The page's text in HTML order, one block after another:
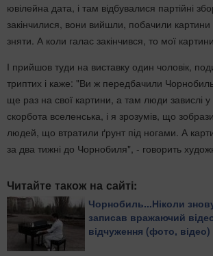
ювілейна дата, і там відбувалися партійні
закінчилися, вони вийшли, побачили картини
зняти. А коли галас закінчився, то мої
І прийшов туди на виставку один чоловік,
триптих і каже: "Ви ж передбачили
ще раз на свої картини, а там люди завислі у
скорбота вселенська, і я зрозумів, що
людей, що втратили ґрунт під ногами. А
за два тижні до Чорнобиля", - говорить
Читайте також на сайті:
Чорнобиль...Ніколи
записав вражаючий
відчуження (фото, відео)